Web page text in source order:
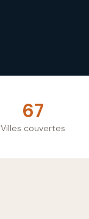
67
Villes couvertes